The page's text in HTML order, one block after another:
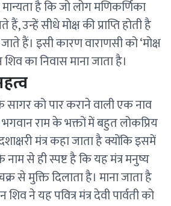
है कि जो लोग मणिकर्णिका
उन्हें सीधे मोक्ष की प्राप्ति होती है
हैं। इसी कारण वाराणसी को ‘मोक्ष
का निवास माना जाता है।
सागर को पार कराने वाली एक नाव
भगवान राम के भक्तों में बहुत लोकप्रिय
मंत्र कहा जाता है क्योंकि इसमें
से ही स्पष्ट है कि यह मंत्र मनुष्य
से मुक्ति दिलाता है। माना जाता है
ने यह पवित्र मंत्र देवी पार्वती को